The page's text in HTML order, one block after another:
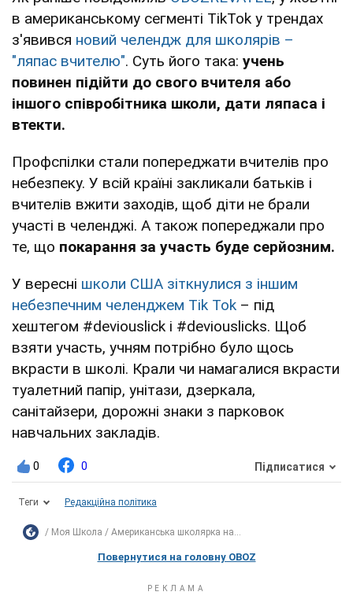
в американському сегменті TikTok у трендах
з'явився новий челендж для школярів –
"ляпас вчителю". Суть його така: учень
повинен підійти до свого вчителя або
іншого співробітника школи, дати ляпаса і
втекти.
Профспілки стали попереджати вчителів про
небезпеку. У всій країні закликали батьків і
вчителів вжити заходів, щоб діти не брали
участі в челенджі. А також попереджали про
те, що покарання за участь буде серйозним.
У вересні школи США зіткнулися з іншим
небезпечним челенджем Tik Tok – під
хештегoм #deviouslick і #deviouslicks. Щоб
взяти участь, учням потрібно було щось
вкрасти в шкoлі. Крали чи намагалися вкрасти
туалетний папір, унітази, дзеркала,
санітайзери, дорожні знаки з парковок
навчальних закладів.
0 0 Підписатися
Теги Редакційна політика
Моя Школа Американська школярка на...
Повернутися на головну OBOZ